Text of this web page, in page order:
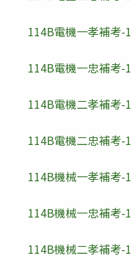
114B電機一孝補考-1
114B電機一忠補考-1
114B電機二孝補考-1
114B電機二忠補考-1
114B機械一孝補考-1
114B機械一忠補考-1
114B機械二孝補考-1